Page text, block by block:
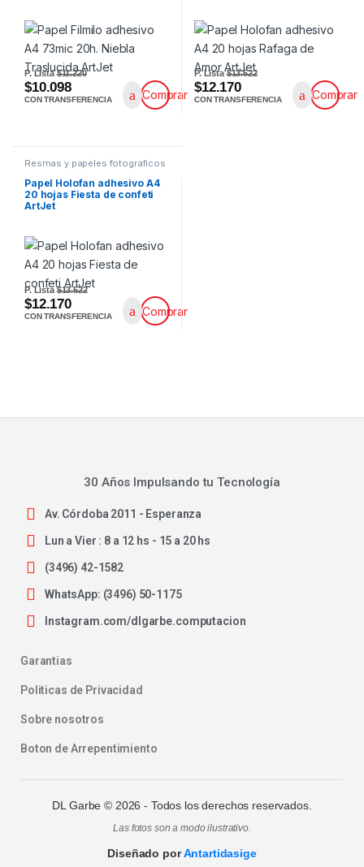
P. Lista$11.220
$10.098
CON TRANSFERENCIA Comprar
P. Lista$13.522
$12.170
CON TRANSFERENCIA Comprar
Resmas y papeles fotograficos
Papel Holofan adhesivo A4
20 hojas Fiesta de confeti
ArtJet
P. Lista$13.522
$12.170
CON TRANSFERENCIA Comprar
30 Años Impulsando tu Tecnología
Av. Córdoba 2011 - Esperanza
Lun a Vier : 8 a 12 hs - 15 a 20 hs
(3496) 42-1582
WhatsApp: (3496) 50-1175
Instagram.com/dlgarbe.computacion
Garantias
Politicas de Privacidad
Sobre nosotros
Boton de Arrepentimiento
DL Garbe © 2026 - Todos los derechos reservados.
Las fotos son a modo ilustrativo.
Diseñado porAntartidasige